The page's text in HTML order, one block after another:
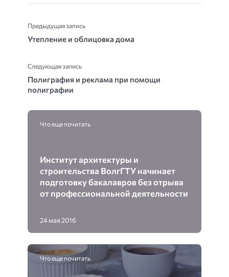
Предыдущая запись
Утепление и облицовка дома
Следующая запись
Полиграфия и реклама при помощи
полиграфии
Что еще почитать
Институт архитектуры и
строительства ВолгГТУ начинает
подготовку бакалавров без отрыва
от профессиональной деятельности
24 мая 2016
Что еще почитать